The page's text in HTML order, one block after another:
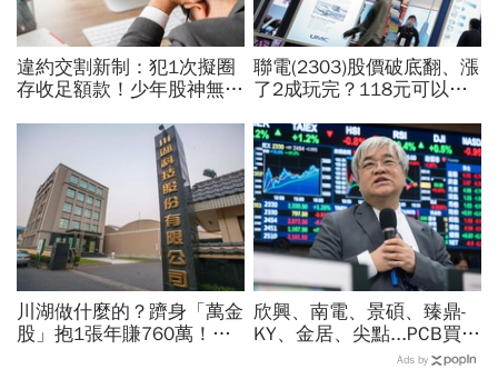
違約交割新制：犯1次擬圈
存收足額款！少年股神無本
違約交割後果「想貸款都
聯電(2303)股價破底翻、漲
了2成玩完？118元可以
賣超5.7萬張，可能原因曝
光
川湖做什麼的？躋身「萬金
股」抱1張年賺760萬！傳
欣興、南電、景碩、臻鼎-
KY、金居、尖點...PCB買誰
最賺？杜金龍點名「這檔」
Ads by